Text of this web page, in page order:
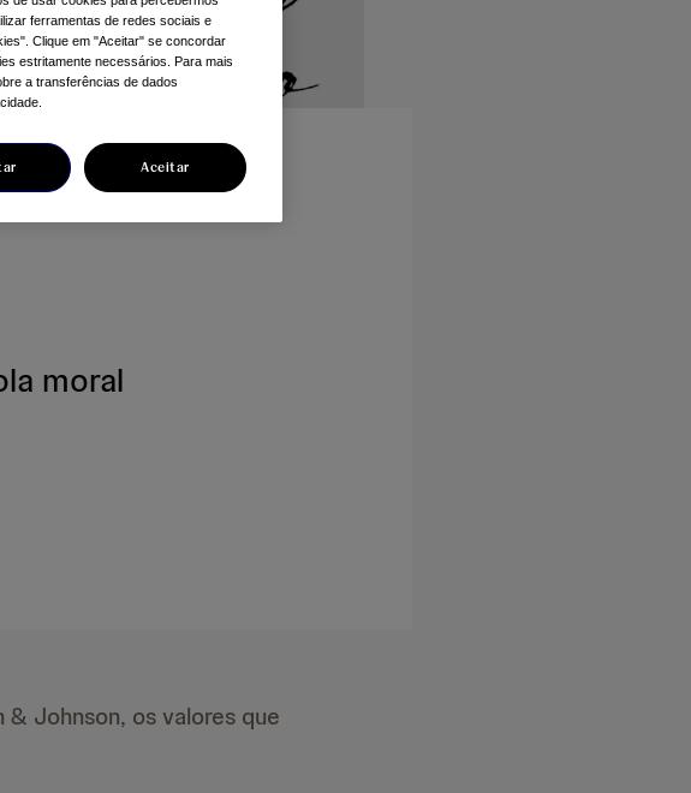
moral
Johnson, os valores que
ferramentas de redes sociais e
Clique em "Aceitar" se concordar
estritamente necessários. Para mais
a transferências de dados
Aceitar